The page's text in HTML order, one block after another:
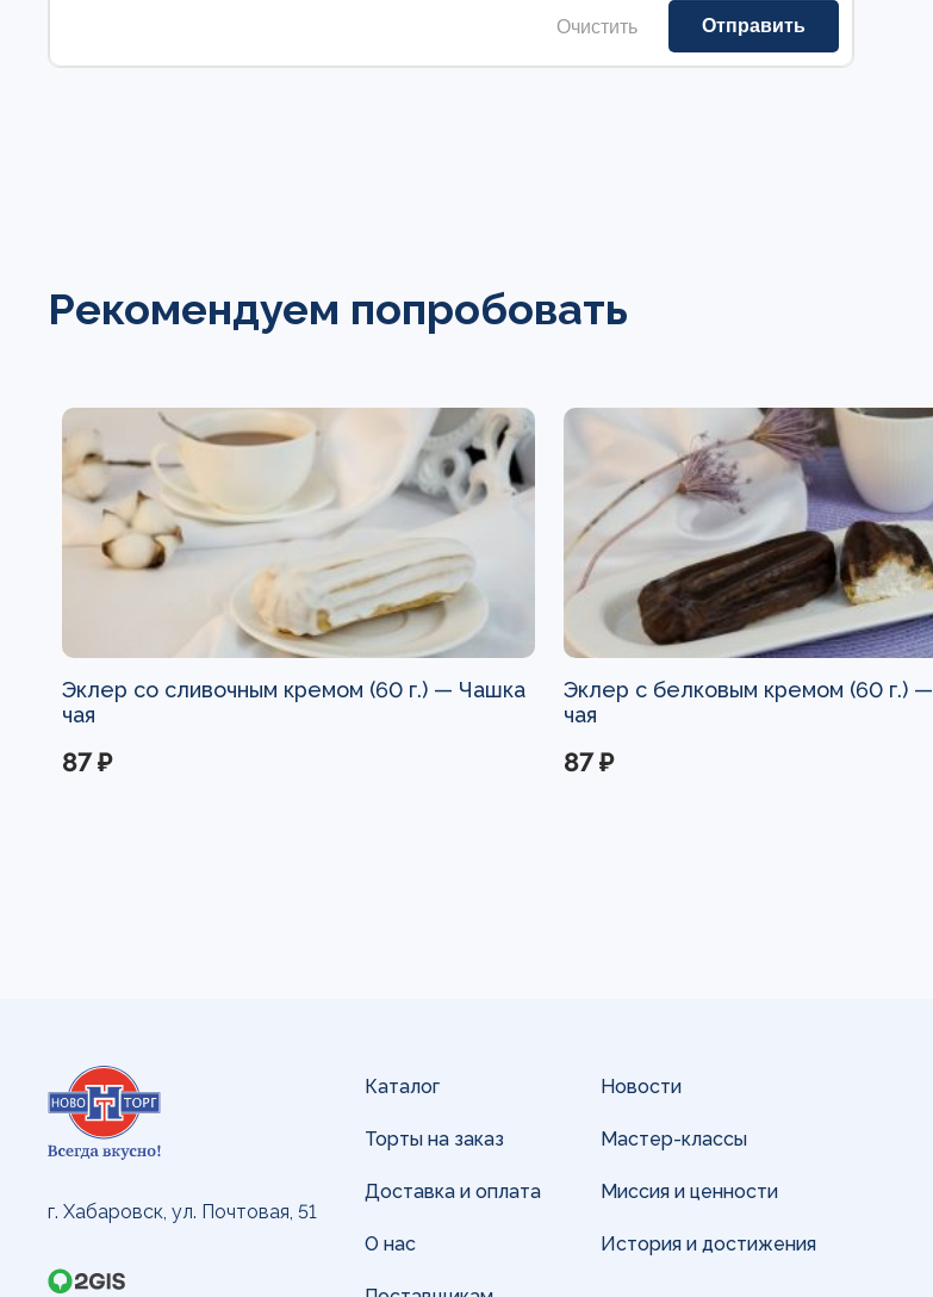
Очистить
Рекомендуем попробовать
Эклер со сливочным кремом (60 г.) — Чашка
чая
87 ₽
Эклер с белковым кремом (60 г.) —
чая
87 ₽
г. Хабаровск, ул. Почтовая, 51
Каталог
Торты на заказ
Доставка и оплата
О нас
Новости
Мастер-классы
Миссия и ценности
История и достижения